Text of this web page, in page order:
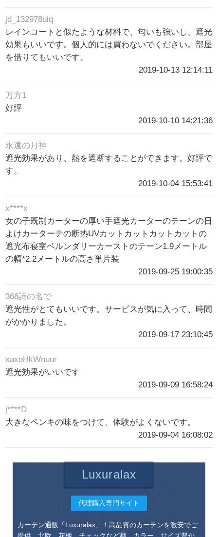
jd_132978uiq
レインコートと似たような材料で、匂いも強いし、遮光
効果もいいです。個人的には買わないでください。部屋
を借りてもいいです。
2019-10-13 12:14:11
万方1
好評
2019-10-10 14:21:36
永遠の月神
遮光効果があり、熱を遮断することができます。好評で
す。
2019-10-04 15:53:41
x****x
女の子既制カーターの厚い手遮光カーターのテーンの日
よけカーターテの断热UVカットカットカットカットの
遮光布寝室ベルンダリーカーストのテーン1.9メートル
の幅*2.2メートルの高さ単片装
2019-09-25 19:00:35
366詩の名で
遮光性がとてもいいです。サービスが気に入って、時間
がかかりました。
2019-09-17 23:10:45
xaxoHkWnuur
遮光効果がいいです
2019-09-09 16:58:24
j****D
大きなペンキの味をつけて、体験がよくないです。
2019-09-04 16:08:02
Luxuralax
代理購入専門サイト
カーテン通販「Luxuralax」！高品質のカーテンを激安でご